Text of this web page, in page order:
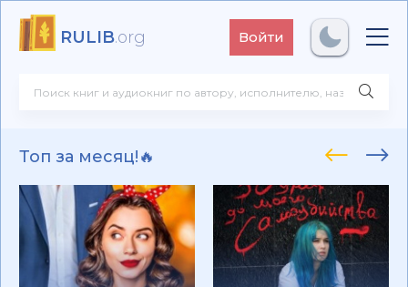
RULIB.org Войти
Топ за месяц!🔥